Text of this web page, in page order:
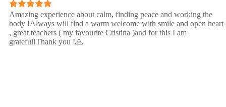
Amazing experience about calm, finding peace and working the
body !Always will find a warm welcome with smile and open heart
, great teachers ( my favourite Cristina )and for this I am
grateful!Thank you !🙏